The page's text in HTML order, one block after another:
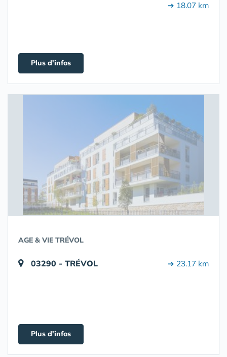
➔ 18.07 km
Plus d'infos
AGE & VIE TRÉVOL
03290 - TRÉVOL ➔ 23.17 km
Plus d'infos